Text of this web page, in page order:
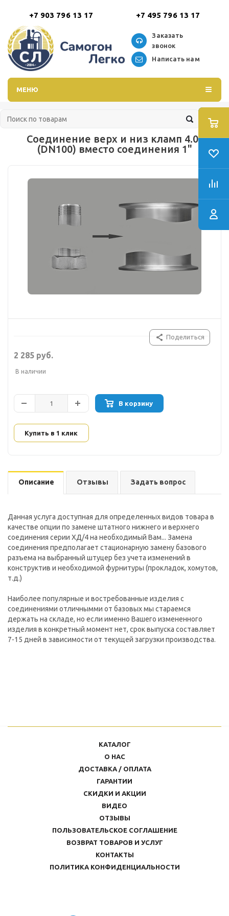
+7 903 796 13 17 +7 495 796 13 17
Заказать
звонок
Написать нам
МЕНЮ
Соединение верх и низ кламп 4.0"
(DN100) вместо соединения 1"
Поделиться
2 285 руб.
В наличии
В корзину
Купить в 1 клик
Описание Отзывы Задать вопрос
Данная услуга доступная для определенных видов товара в
качестве опции по замене штатного нижнего и верхнего
соединения серии ХД/4 на необходимый Вам... Замена
соединения предполагает стационарную замену базового
разъема на выбранный штуцер без учета изменений в
конструктив и необходимой фурнитуры (прокладок, хомутов,
т.д.)
Наиболее популярные и востребованные изделия с
соединениями отличнымми от базовых мы стараемся
держать на складе, но если именно Вашего измененного
изделия в конкретный момент нет, срок выпуска составляет
7-15 дней в зависимости от текущей загрузки производства.
КАТАЛОГ
О НАС
ДОСТАВКА / ОПЛАТА
ГАРАНТИИ
СКИДКИ И АКЦИИ
ВИДЕО
ОТЗЫВЫ
ПОЛЬЗОВАТЕЛЬСКОЕ СОГЛАШЕНИЕ
ВОЗВРАТ ТОВАРОВ И УСЛУГ
КОНТАКТЫ
ПОЛИТИКА КОНФИДЕНЦИАЛЬНОСТИ